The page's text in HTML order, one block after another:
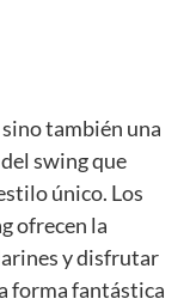
sino también una
swing que
único. Los
ofrecen la
y disfrutar
forma fantástica